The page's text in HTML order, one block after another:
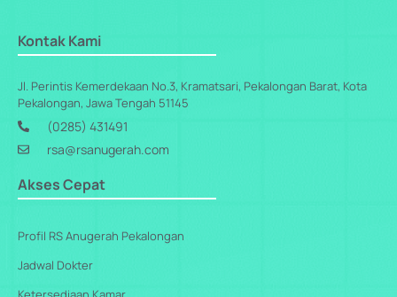
Kontak Kami
Jl. Perintis Kemerdekaan No.3, Kramatsari, Pekalongan Barat, Kota
Pekalongan, Jawa Tengah 51145
(0285) 431491
rsa@rsanugerah.com
Akses Cepat
Profil RS Anugerah Pekalongan
Jadwal Dokter